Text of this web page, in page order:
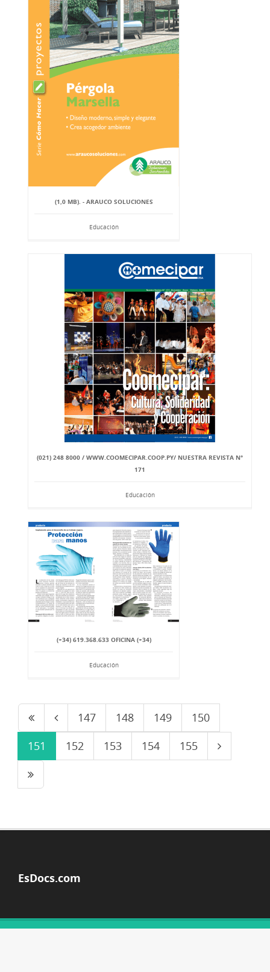
(1,0 MB). - ARAUCO SOLUCIONES
Educación
(021) 248 8000 / WWW.COOMECIPAR.COOP.PY/ NUESTRA REVISTA N°
171
Educación
(+34) 619.368.633 OFICINA (+34)
Educación
147 148 149
150
151
152 153 154 155
EsDocs.com